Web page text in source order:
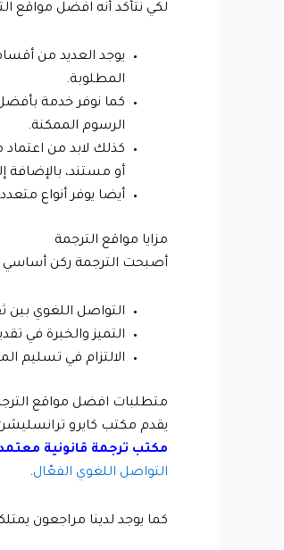
لكي نتأكد أنه افضل مواقع
يوجد العديد من
المطلوبة.
كما نوفر خدمة
الرسوم الممكنة.
كذلك لابد من
أو مستند، بالإضافة
أيضا يوفر أنواع
مزايا مواقع الترجمة
أصبحت الترجمة ركن أساسي في
التواصل اللغوي بين
التميز والخبرة في
الالتزام في تسليم
متطلبات افضل مواقع
يقدم مكتب كايرو
مكتب ترجمة قانونية
التواصل اللغوي الفعّال.
كما يوجد لدينا مراجعون